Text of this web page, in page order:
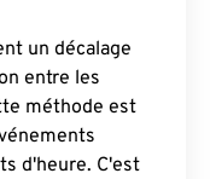
un décalage
entre les
méthode est
d'heure. C'est